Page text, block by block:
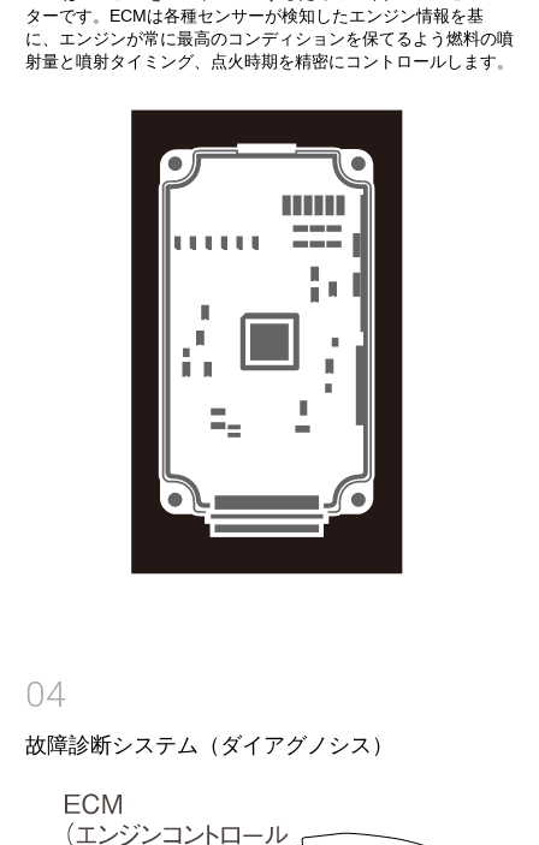
ターです。ECMは各種センサーが検知したエンジン情報を基
に、エンジンが常に最高のコンディションを保てるよう燃料の噴
射量と噴射タイミング、点火時期を精密にコントロールします。
04
故障診断システム（ダイアグノシス）